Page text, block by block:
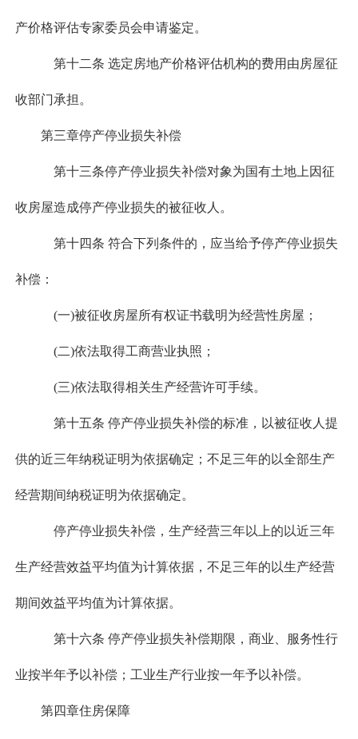
产价格评估专家委员会申请鉴定。
第十二条 选定房地产价格评估机构的费用由房屋征
收部门承担。
第三章停产停业损失补偿
第十三条停产停业损失补偿对象为国有土地上因征
收房屋造成停产停业损失的被征收人。
第十四条 符合下列条件的，应当给予停产停业损失
补偿：
(一)被征收房屋所有权证书载明为经营性房屋；
(二)依法取得工商营业执照；
(三)依法取得相关生产经营许可手续。
第十五条 停产停业损失补偿的标准，以被征收人提
供的近三年纳税证明为依据确定；不足三年的以全部生产
经营期间纳税证明为依据确定。
停产停业损失补偿，生产经营三年以上的以近三年
生产经营效益平均值为计算依据，不足三年的以生产经营
期间效益平均值为计算依据。
第十六条 停产停业损失补偿期限，商业、服务性行
业按半年予以补偿；工业生产行业按一年予以补偿。
第四章住房保障